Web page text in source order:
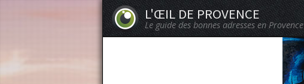
L'ŒIL DE PROVENCE
Le guide des bonnes adresses en Provence